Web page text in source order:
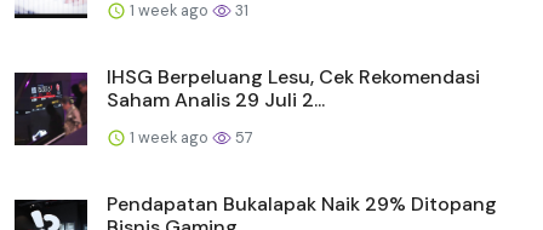
1 week ago 31
IHSG Berpeluang Lesu, Cek Rekomendasi
Saham Analis 29 Juli 2...
1 week ago 57
Pendapatan Bukalapak Naik 29% Ditopang